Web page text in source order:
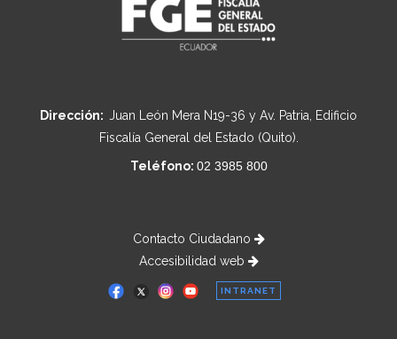
Dirección: Juan León Mera N19-36 y Av. Patria, Edificio
Fiscalía General del Estado (Quito).
Teléfono: 02 3985 800
Contacto Ciudadano
Accesibilidad web
INTRANET